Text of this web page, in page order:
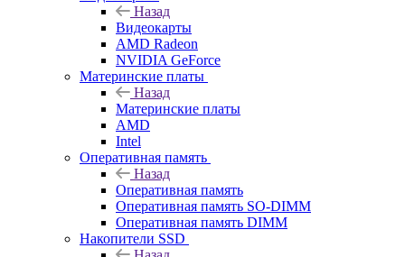
Назад
Видеокарты
AMD Radeon
NVIDIA GeForce
Материнские платы
Назад
Материнские платы
AMD
Intel
Оперативная память
Назад
Оперативная память
Оперативная память SO-DIMM
Оперативная память DIMM
Накопители SSD